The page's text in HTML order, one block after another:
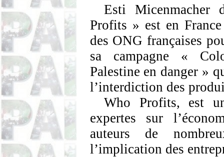
Esti Micenmacher
Profits » est en
des ONG françaises
sa campagne «
Palestine en danger »
l’interdiction des
Who Profits, est
expertes sur
auteurs de
l’implication des